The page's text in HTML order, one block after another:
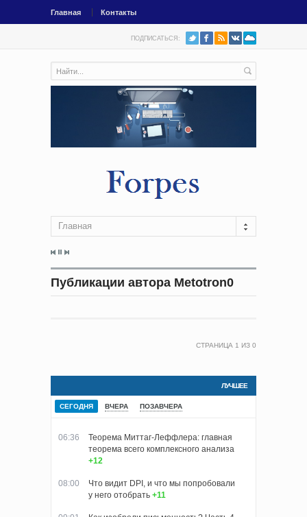
Главная Контакты
ПОДПИСАТЬСЯ:
Главная
Публикации автора Metotron0
СТРАНИЦА 1 ИЗ 0
ЛУЧШЕЕ
СЕГОДНЯ ВЧЕРА ПОЗАВЧЕРА
06:36
Теорема Миттаг-Леффлера: главная
теорема всего комплексного анализа
+12
08:00
Что видит DPI, и что мы попробовали
у него отобрать +11